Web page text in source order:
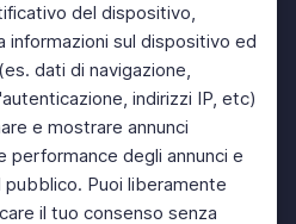
del dispositivo,
informazioni sul dispositivo ed
dati di navigazione,
indirizzi IP, etc)
e mostrare annunci
performance degli annunci e
Puoi liberamente
il tuo consenso senza